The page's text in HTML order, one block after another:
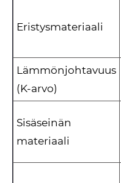
Eristysmateriaali
Lämmönjohtavuus
(K-arvo)
Sisäseinän
materiaali